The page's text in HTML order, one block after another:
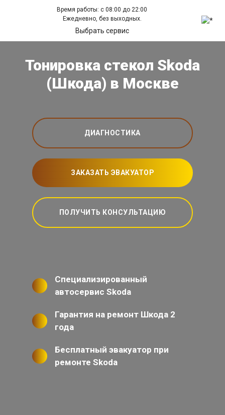
Время работы: с 08:00 до 22:00
Ежедневно, без выходных.
Выбрать сервис
Тонировка стекол Skoda
(Шкода) в Москве
ДИАГНОСТИКА
ЗАКАЗАТЬ ЭВАКУАТОР
ПОЛУЧИТЬ КОНСУЛЬТАЦИЮ
Специализированный
автосервис Skoda
Гарантия на ремонт Шкода 2
года
Бесплатный эвакуатор при
ремонте Skoda